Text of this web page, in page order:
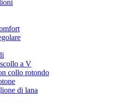
a V
collo rotondo
di lana